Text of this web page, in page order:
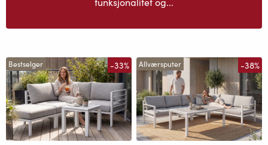
Bestselger -33% Allværsputer -38%